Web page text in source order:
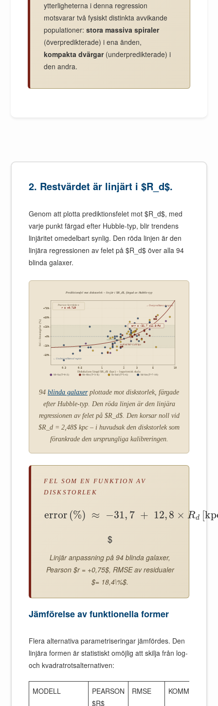
ytterligheterna i denna regression
motsvarar två fysiskt distinkta avvikande
populationer:stora massiva spiraler
(överpredikterade) i ena änden,
kompakta dvärgar(underpredikterade) i
den andra.
2. Restvärdet är linjärt i $R_d$.
Genom att plotta prediktionsfelet mot $R_d$, med
varje punkt färgad efter Hubble-typ, blir trendens
linjäritet omedelbart synlig. Den röda linjen är den
linjära regressionen av felet på $R_d$ över alla 94
blinda galaxer.
Prediktionsfel mot diskstorlek – linjär i $R_d$, färgad av Hubble-typ
0.3 0.5 1 2 3 5 10
-50%
-25%
+0%
+25%
+50%
+75%
→ Överpredikterad region
±30% band
← Underpredikterad region
Diskskalans längd $R_d$ (kpc) – logaritmisk skala
Fel i förutsägelse (%) err ≈ -31,7 +12,8-Rd
noll vid Rd=2,48 kpc
Pearson-korrelation
r = +0.749
S0-Sa (T=0-2) Sb-Sbc (T=3-4) Sc-Scd (T=5-6) Sd-Im (T=7-10)
94 blinda galaxerplottade mot diskstorlek, färgade
efter Hubble-typ. Den röda linjen är den linjära
regressionen av felet på $R_d$. Den korsar noll vid
$R_d = 2,48$ kpc – i huvudsak den diskstorlek som
förankrade den ursprungliga kalibreringen.
FEL SOM EN FUNKTION AV
DISKSTORLEK
error (%) ≈ −31, 7 + 12,8 × Rd [
$
Linjär anpassning på 94 blinda galaxer,
Pearson $r = +0,75$, RMSE av residualer
$= 18,4\%$.
Jämförelse av funktionella former
Flera alternativa parametriseringar jämfördes. Den
linjära formen är statistiskt omöjlig att skilja från log-
och kvadratrotsalternativen:
MODELL
PEARSON
$R$
RMSE KOMMENTAR